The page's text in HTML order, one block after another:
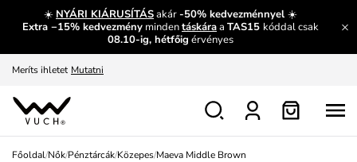
☀️ NYÁRI KIÁRUSÍTÁSakár-50% kedvezménnyel ☀️
Extra −15% kedvezmény mindentáskáraa TAS15 kóddal csak
08.10-ig, hétfőig érvényes
És mi az, amit máshol nem lehet megtudni?
Fedezze fel velünk az újdonságokat. Megtekintés
Meríts ihletet Mutatni
Ingyenes csere és visszaküldés
Főoldal/Nők/Pénztárcák/Közepes/Maeva Middle Brown